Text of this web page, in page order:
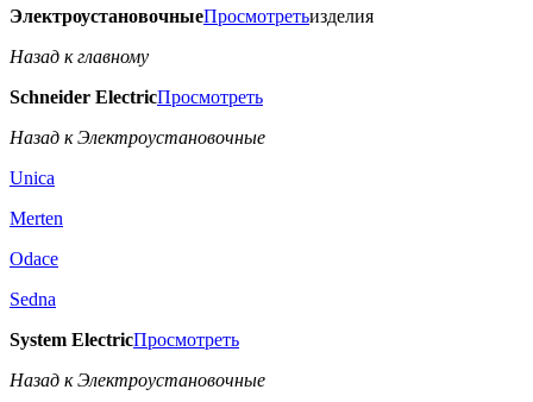
ЭлектроустановочныеПросмотретьизделия
Назад к главному
Schneider ElectricПросмотреть
Назад к Электроустановочные
Unica
Merten
Odace
Sedna
System ElectricПросмотреть
Назад к Электроустановочные